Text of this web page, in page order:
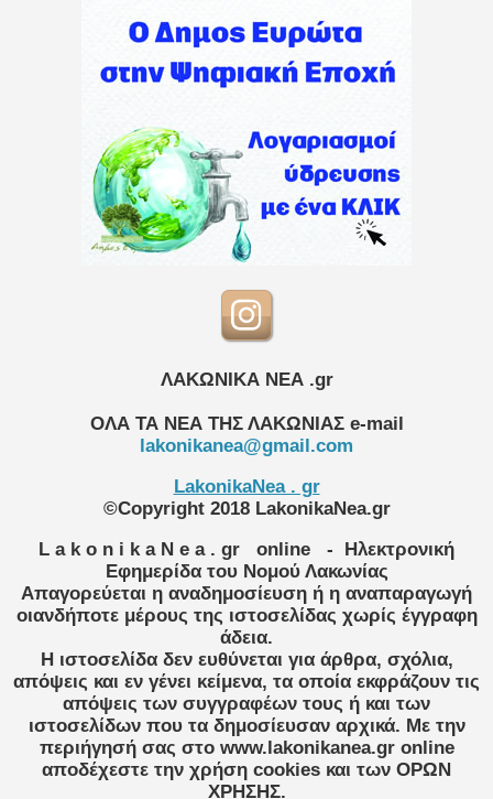
ΛΑΚΩΝΙΚΑ ΝΕΑ .gr
ΟΛΑ ΤΑ ΝΕΑ ΤΗΣ ΛΑΚΩΝΙΑΣ e-mail
lakonikanea@gmail.com
LakonikaNea . gr
©Copyright 2018 LakonikaNea.gr
L a k o n i k a N e a . gr
online
- Ηλεκτρονική
Εφημερίδα του Νομού Λακωνίας
Απαγορεύεται η αναδημοσίευση ή η αναπαραγωγή
οιανδήποτε μέρους της ιστοσελίδας χωρίς έγγραφη
άδεια.
Η ιστοσελίδα δεν ευθύνεται για άρθρα, σχόλια,
απόψεις και εν γένει κείμενα, τα οποία εκφράζουν τις
απόψεις των συγγραφέων τους ή και των
ιστοσελίδων που τα δημοσίευσαν αρχικά. Με την
περιήγησή σας στο www.lakonikanea.gr online
αποδέχεστε την χρήση cookies και των ΟΡΩΝ
ΧΡΗΣΗΣ.